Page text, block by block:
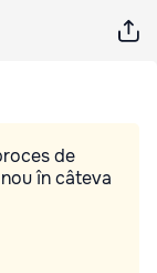
de
în câteva